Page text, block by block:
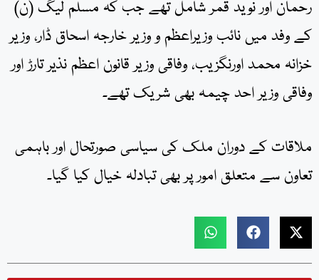
رحمان اور نوید قمر شامل تھے جب کہ مسلم لیگ (ن)
کے وفد میں نائب وزیراعظم و وزیر خارجہ اسحاق ڈار، وزیر
خزانہ محمد اورنگزیب، وفاقی وزیر قانون اعظم نذیر تارڑ اور
وفاقی وزیر احد چیمہ بھی شریک تھے۔
ملاقات کے دوران ملک کی سیاسی صورتحال اور باہمی
تعاون سے متعلق امور پر بھی تبادلہ خیال کیا گیا۔